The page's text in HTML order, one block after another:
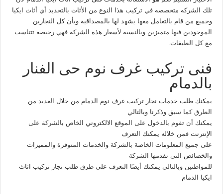
تلك الشركه متخصصه في تركيب هذا النوع من الأثاث بالتحديد أي أثاث ايكيا
وجميع من قام بالتعامل معها يشهد لها بالمصداقية وبأن كل النجارين
الموجودين فيها متميزين وبالنسبه لأسعار هذه الشركة فهي رخيصة تتناسب
مع كل الطبقات.
فنى تركيب غرف نوم حى الفنار
بالدمام
يمكنك طلب خدمات نجار تركيب غرف نوم الدمام من خلال العديد من
الطرق كما سبق وذكرنا وبالتالي
يمكنك أن تقوم بالدخول على الموقع الالكتروني الخاص بالشركة على
الإنترنت فمن خلاله يمكنك التعرف
على جميع المعلومات الخاصة بالشركة والخدمات المتوفرة والمميزات
والخصائص التي تقدمها الشركة
للمواطنين وبالتالي يمكنك أيضًا التعرف على طرق طلب نجار تركيب اثاث
ايكيا الدمام